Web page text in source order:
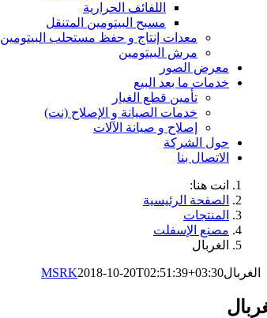
اللفائف الحرارية
مسبح البيتومين المتنقل
معدات إنتاج و حفظ مستحلب البيتومين
مرش البيتومين
معرض الصور
خدمات ما بعد البيع
تأمين قطع الغيار
خدمات الصيانة و الإصلاح (نت)
إصلاح و صيانة الآلات
حول الشركة
الاتصال بنا
انت هنا:
الصفحة الرئيسية
المنتجات
مصنع الإسفلت
الغربال
الغربال MSRK2018-10-20T02:51:39+03:30